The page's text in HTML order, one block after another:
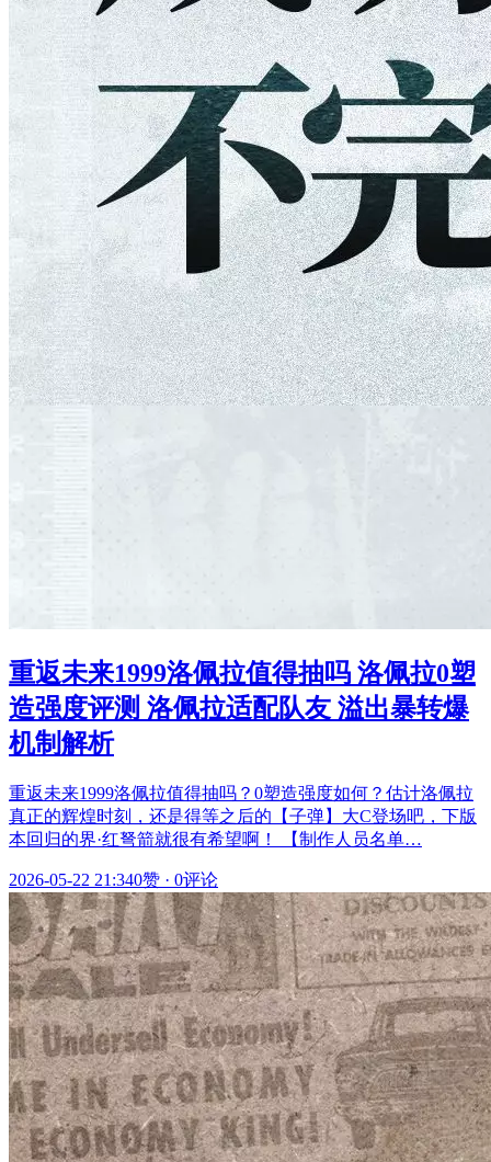
重返未来1999洛佩拉值得抽吗 洛佩拉0塑
造强度评测 洛佩拉适配队友 溢出暴转爆
机制解析
重返未来1999洛佩拉值得抽吗？0塑造强度如何？估计洛佩拉
真正的辉煌时刻，还是得等之后的【子弹】大C登场吧，下版
本回归的界·红弩箭就很有希望啊！ 【制作人员名单…
2026-05-22 21:340赞 · 0评论